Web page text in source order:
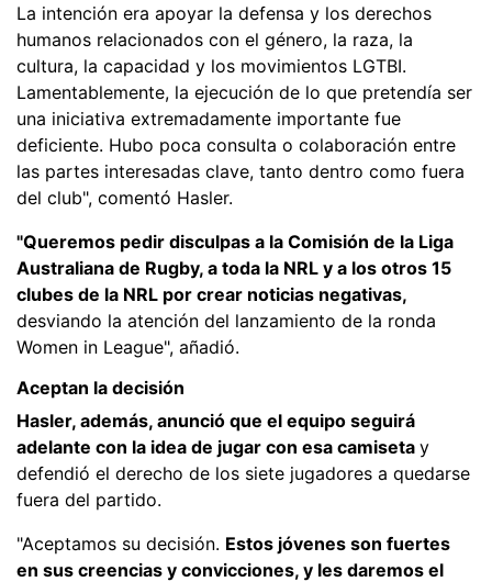
La intención era apoyar la defensa y los derechos
humanos relacionados con el género, la raza, la
cultura, la capacidad y los movimientos LGTBI.
Lamentablemente, la ejecución de lo que pretendía ser
una iniciativa extremadamente importante fue
deficiente. Hubo poca consulta o colaboración entre
las partes interesadas clave, tanto dentro como fuera
del club", comentó Hasler.
"Queremos pedir disculpas a la Comisión de la Liga
Australiana de Rugby, a toda la NRL y a los otros 15
clubes de la NRL por crear noticias negativas,
desviando la atención del lanzamiento de la ronda
Women in League", añadió.
Aceptan la decisión
Hasler, además, anunció que el equipo seguirá
adelante con la idea de jugar con esa camiseta y
defendió el derecho de los siete jugadores a quedarse
fuera del partido.
"Aceptamos su decisión. Estos jóvenes son fuertes
en sus creencias y convicciones, y les daremos el